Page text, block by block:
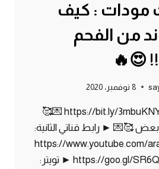
مودات : كيف
من الفحم
8 نوفمبر، 2020
رابط قناتي الجديدة: https://bit.ly/3mbuKNY 💌🥰
🥰💌 ► رابط قناتي الثانية:
😍 https://www.youtube.com/
► الانستغرام: 📷 https://goo.gl/SR6Qfx ► تويتر: